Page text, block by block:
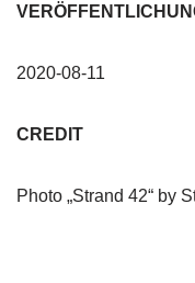
2020-08-11
CREDIT
Photo „Strand 42“ by